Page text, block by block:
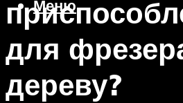
Меню
для
дереву?